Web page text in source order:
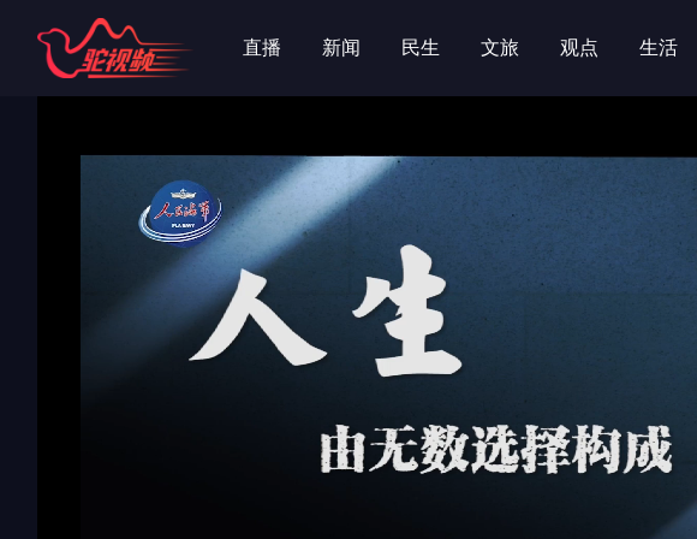
字
字 直播 新闻 民生 文旅 观点 生活